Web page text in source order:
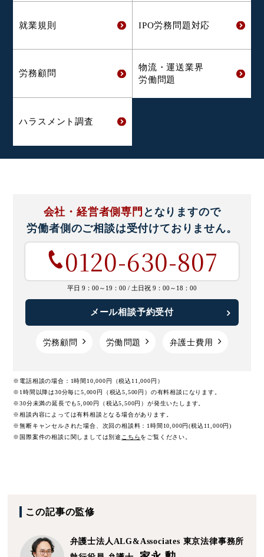
就業規則 IPO労務問題対応
労務顧問
物流・運送業界
労働問題
ハラスメント調査
会社・経営者側専門 となりますので
労働者側のご相談は受付けておりません。
0120-630-807
平日 9：00～19：00 / 土日祝 9：00～18：00
メール相談予約受付
労務顧問 労働問題 弁護士費用
※電話相談の場合：1時間10,000円（税込11,000円）
※1時間以降は30分毎に5,000円（税込5,500円）の有料相談になります。
※30分未満の延長でも5,000円（税込5,500円）が発生いたします。
※相談内容によっては有料相談となる場合があります。
※無断キャンセルされた場合、次回の相談料：1時間10,000円(税込11,000円)
※国際案件の相談に関しましては別途 こちらをご覧ください。
この記事の監修
弁護士法人ALG&Associates 東京法律事務所